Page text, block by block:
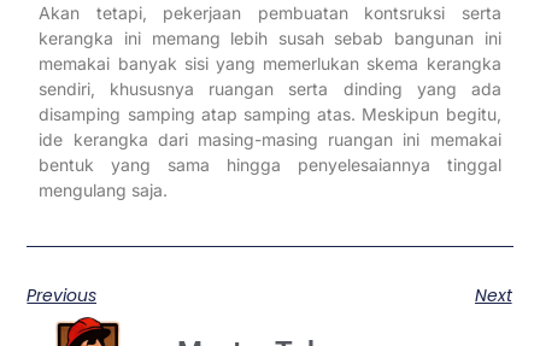
Akan tetapi, pekerjaan pembuatan kontsruksi serta
kerangka ini memang lebih susah sebab bangunan ini
memakai banyak sisi yang memerlukan skema kerangka
sendiri, khususnya ruangan serta dinding yang ada
disamping samping atap samping atas. Meskipun begitu,
ide kerangka dari masing-masing ruangan ini memakai
bentuk yang sama hingga penyelesaiannya tinggal
mengulang saja.
Previous Next